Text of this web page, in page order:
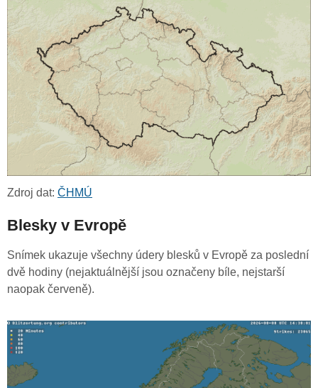
Zdroj dat: ČHMÚ
Blesky v Evropě
Snímek ukazuje všechny údery blesků v Evropě za poslední
dvě hodiny (nejaktuálnější jsou označeny bíle, nejstarší
naopak červeně).